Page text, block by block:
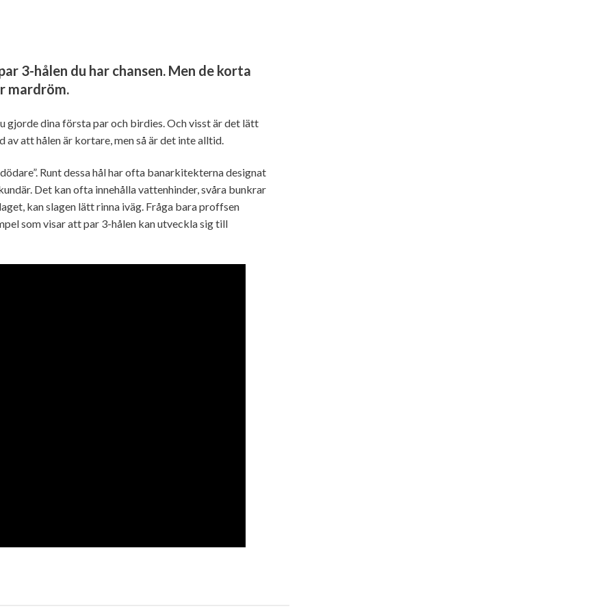
3-hålen du har chansen. Men de korta
mardröm.
gjorde dina första par och birdies. Och visst är det lätt
att hålen är kortare, men så är det inte alltid.
Runt dessa hål har ofta banarkitekterna designat
Det kan ofta innehålla vattenhinder, svåra bunkrar
kan slagen lätt rinna iväg. Fråga bara proffsen
som visar att par 3-hålen kan utveckla sig till